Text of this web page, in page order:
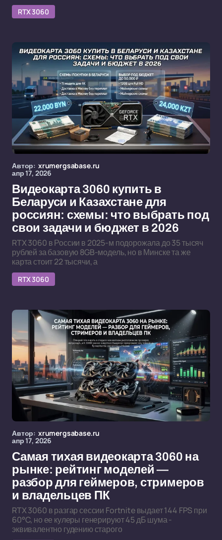
RTX 3060
Автор: xrumergsabase.ru
апр 17, 2026
Видеокарта 3060 купить в
Беларуси и Казахстане для
россиян: схемы: что выбрать под
свои задачи и бюджет в 2026
RTX 3060 в России в 2025-м подорожала до 35 тысяч
рублей за базовую 8GB-модель, но в Минске та же
карта стоит 22 тысячи, а
RTX 3060
Автор: xrumergsabase.ru
апр 17, 2026
Самая тихая видеокарта 3060 на
рынке: рейтинг моделей —
разбор для геймеров, стримеров
и владельцев ПК
RTX 3060 в разгар сессии Fortnite выдает 144 FPS при
60°C, но ее кулеры генерируют 45 дБ шума -
эквивалентно гудению старого